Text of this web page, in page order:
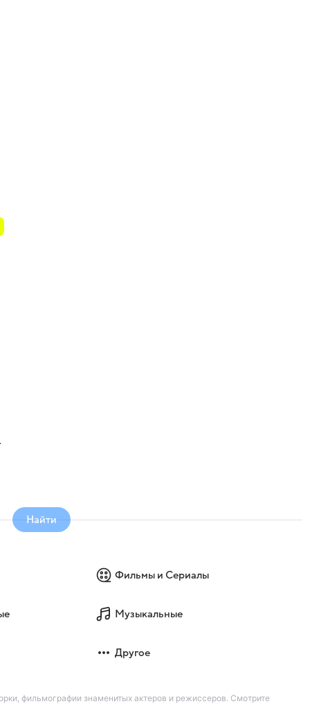
Найти
Фильмы и Сериалы
Музыкальные
Другое
фильмографии знаменитых актеров и режиссеров. Смотрите